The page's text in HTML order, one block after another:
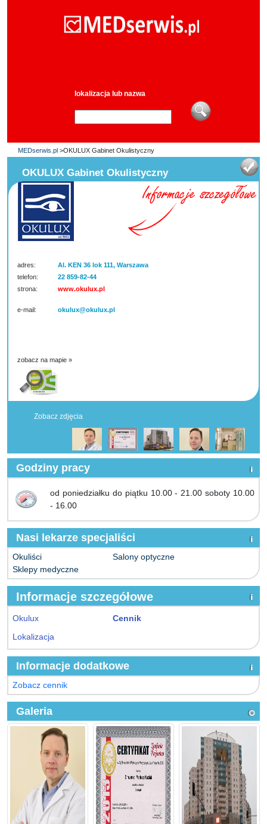
lokalizacja lub nazwa
MEDserwis.pl >OKULUX Gabinet Okulistyczny
OKULUX Gabinet Okulistyczny
adres:
Al. KEN 36 lok 111, Warszawa
telefon:
22 859-82-44
strona:
www.okulux.pl
e-mail: okulux@okulux.pl
zobacz na mapie »
Zobacz zdjęcia
Godziny pracy
od poniedziałku do piątku 10.00 - 21.00 soboty 10.00
- 16.00
Nasi lekarze specjaliści
Okuliści
Salony optyczne
Sklepy medyczne
Informacje szczegółowe
Okulux
Cennik
Lokalizacja
Informacje dodatkowe
Zobacz cennik
Galeria